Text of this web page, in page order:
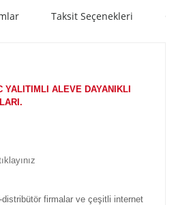
Taksit Seçenekleri
YALITIMLI ALEVE DAYANIKLI
firmalar ve çeşitli internet